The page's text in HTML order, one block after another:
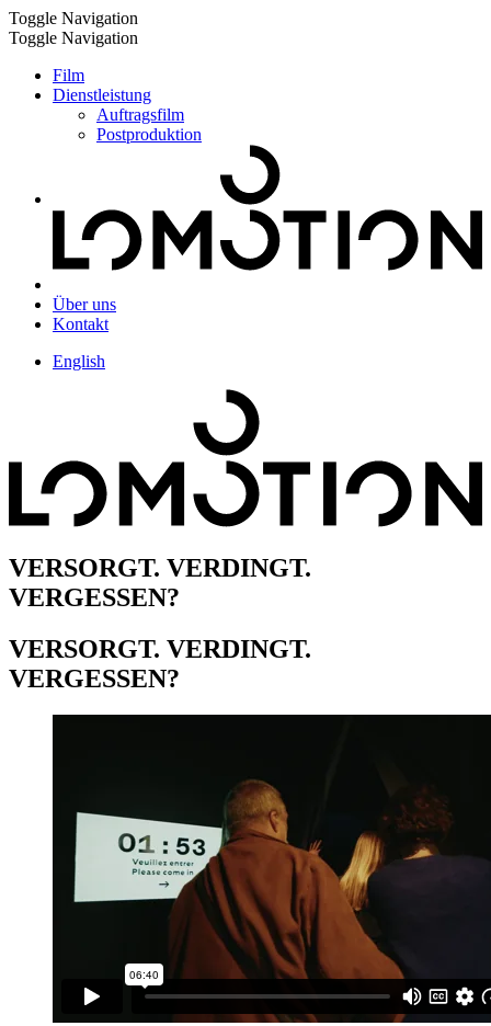
Toggle Navigation
Toggle Navigation
Film
Dienstleistung
Auftragsfilm
Postproduktion
Über uns
Kontakt
English
VERSORGT. VERDINGT.
VERGESSEN?
VERSORGT. VERDINGT.
VERGESSEN?